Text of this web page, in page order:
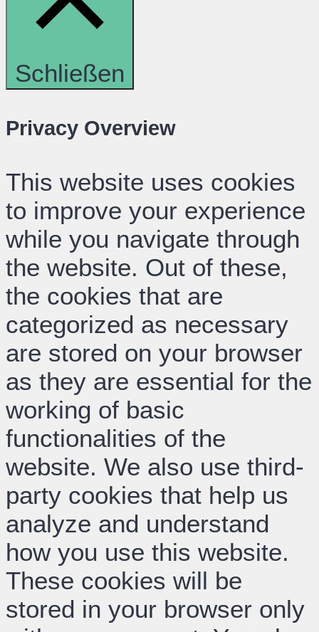
Schließen
Privacy Overview
This website uses cookies
to improve your experience
while you navigate through
the website. Out of these,
the cookies that are
categorized as necessary
are stored on your browser
as they are essential for the
working of basic
functionalities of the
website. We also use third-
party cookies that help us
analyze and understand
how you use this website.
These cookies will be
stored in your browser only